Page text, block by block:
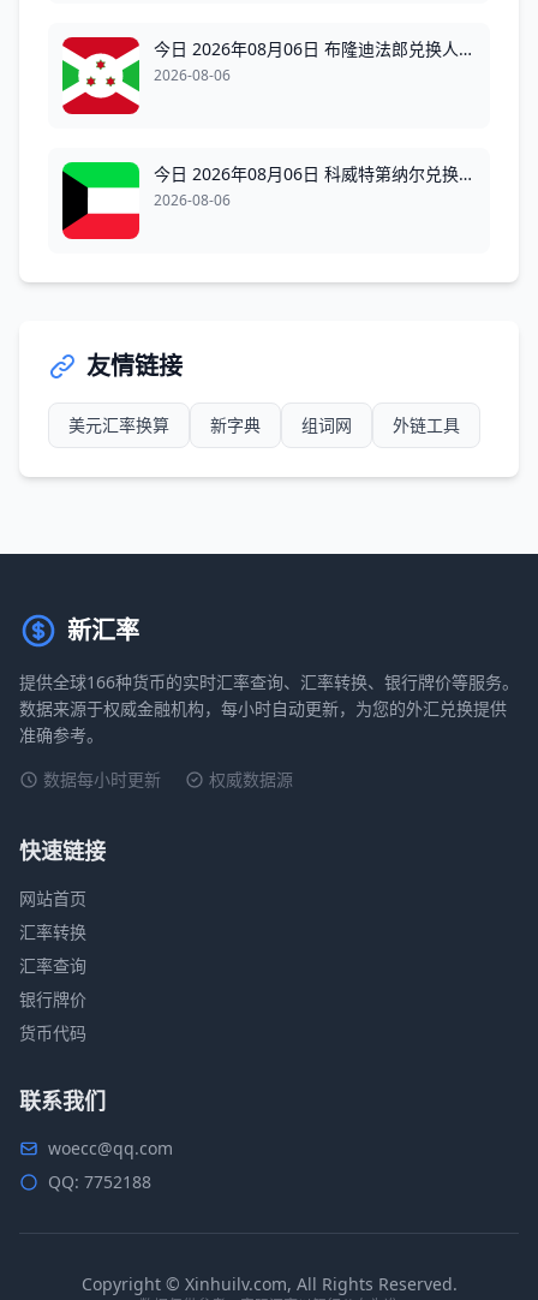
今日 2026年08月06日 布隆迪法郎兑换人民币最新汇率换算行情
2026-08-06
今日 2026年08月06日 科威特第纳尔兑换人民币最新汇率换算行情
2026-08-06
友情链接
美元汇率换算 新字典 组词网 外链工具
新汇率
提供全球166种货币的实时汇率查询、汇率转换、银行牌价等服务。
数据来源于权威金融机构，每小时自动更新，为您的外汇兑换提供
准确参考。
数据每小时更新
权威数据源
快速链接
网站首页
汇率转换
汇率查询
银行牌价
货币代码
联系我们
woecc@qq.com
QQ: 7752188
Copyright © Xinhuilv.com, All Rights Reserved.